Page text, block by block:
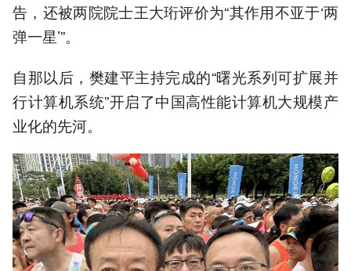
告，还被两院院士王大珩评价为“其作用不亚于‘两
弹一星’”。
自那以后，樊建平主持完成的“曙光系列可扩展并
行计算机系统”开启了中国高性能计算机大规模产
业化的先河。